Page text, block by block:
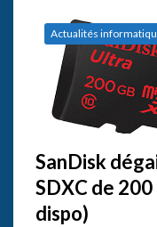
Actualités
SanDisk
SDXC de
dispo)